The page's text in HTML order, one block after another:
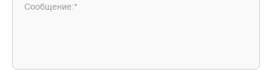
Сообщение:*